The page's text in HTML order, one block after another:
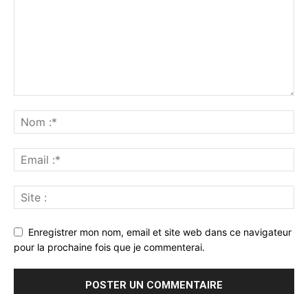
Enregistrer mon nom, email et site web dans ce navigateur
pour la prochaine fois que je commenterai.